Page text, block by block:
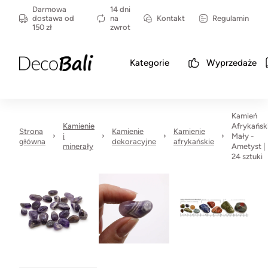
Darmowa
dostawa od
150 zł
14 dni
na
zwrot
Kontakt Regulamin
Kategorie Wyprzedaże
Strona
główna
Kamienie
i
minerały
Kamienie
dekoracyjne
Kamienie
afrykańskie
Kamień
Mały -
Ametyst |
24 sztuki